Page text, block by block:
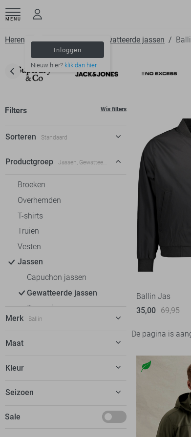
MENU
Inloggen
Nieuw hier? klik dan hier
Herenkleding Jassen Gewatteerde jassen
Filters Wis filters
Sorteren Standaard
Standaard
Productgroep Jassen, Gewatteerde jassen
Broeken
Overhemden
T-shirts
Truien
Vesten
Jassen
Capuchon jassen
Gewatteerde jassen
Tussenjassen
Winterjassen
Merk Ballin
Antony Morato 3
Calvin Klein
Gabbiano
Maat
M
XL
Kleur
Grijs
Seizoen
Basics
Sale
Ballin Jas
35,00 69,95
De pagina is